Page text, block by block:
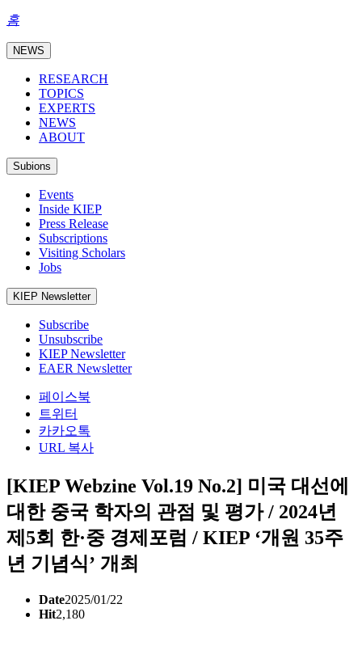
홈
NEWS
RESEARCH
TOPICS
EXPERTS
NEWS
ABOUT
Subions
Events
Inside KIEP
Press Release
Subscriptions
Visiting Scholars
Jobs
KIEP Newsletter
Subscribe
Unsubscribe
KIEP Newsletter
EAER Newsletter
페이스북
트위터
카카오톡
URL 복사
[KIEP Webzine Vol.19 No.2] 미국 대선에
대한 중국 학자의 관점 및 평가 / 2024년
제5회 한·중 경제포럼 / KIEP ‘개원 35주
년 기념식’ 개최
Date2025/01/22
Hit2,180